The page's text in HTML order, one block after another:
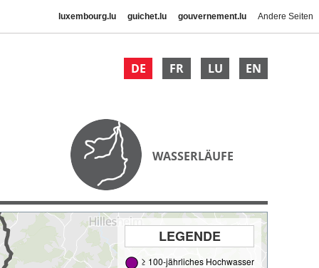
luxembourg.lu guichet.lu gouvernement.lu Andere Seiten
DE FR LU EN
WASSERLÄUFE
LEGENDE
≥ 100-jährliches Hochwasser